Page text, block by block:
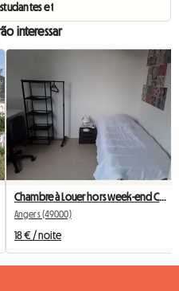
e trabalhadores.
interessar
Chambre à Louer hors week-end Chez L'habitant Angers
Angers (49000)
18 € / noite